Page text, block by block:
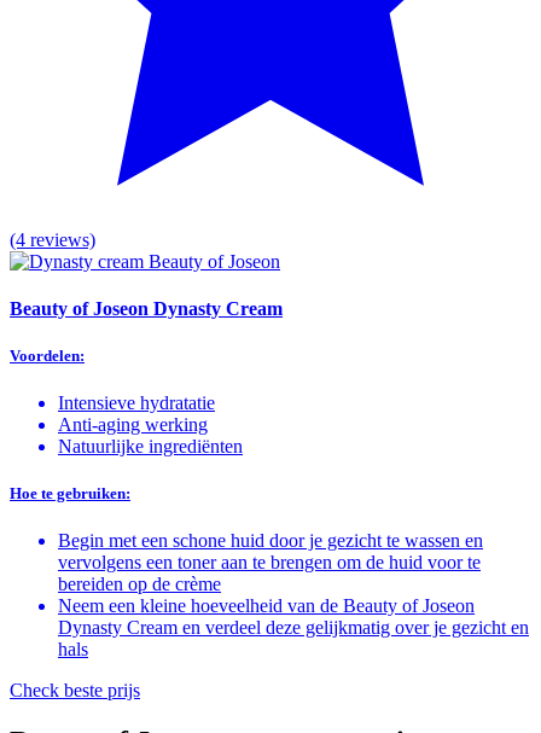
(4 reviews)
Beauty of Joseon Dynasty Cream
Voordelen:
Intensieve hydratatie
Anti-aging werking
Natuurlijke ingrediënten
Hoe te gebruiken:
Begin met een schone huid door je gezicht te wassen en
vervolgens een toner aan te brengen om de huid voor te
bereiden op de crème
Neem een kleine hoeveelheid van de Beauty of Joseon
Dynasty Cream en verdeel deze gelijkmatig over je gezicht en
hals
Check beste prijs